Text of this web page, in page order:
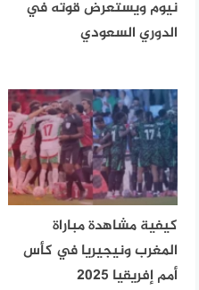
نيوم ويستعرض قوته في
الدوري السعودي
كيفية مشاهدة مباراة
المغرب ونيجيريا في كأس
أمم إفريقيا 2025